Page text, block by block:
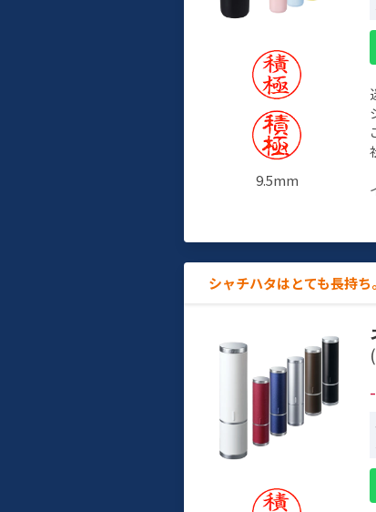
9.5mm
シャチハタはとても長持
(